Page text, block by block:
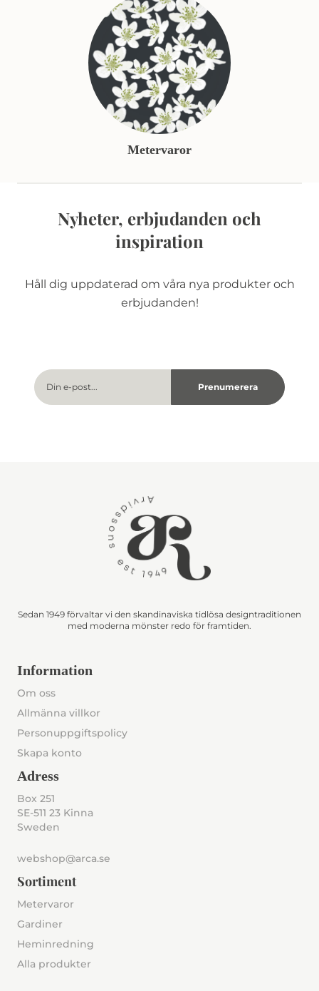
Metervaror
Nyheter, erbjudanden och
inspiration
Håll dig uppdaterad om våra nya produkter och
erbjudanden!
Sedan 1949 förvaltar vi den skandinaviska tidlösa designtraditionen
med moderna mönster redo för framtiden.
Information
Om oss
Allmänna villkor
Personuppgiftspolicy
Skapa konto
Adress
Box 251
SE-511 23 Kinna
Sweden
webshop@arca.se
Sortiment
Metervaror
Gardiner
Heminredning
Alla produkter